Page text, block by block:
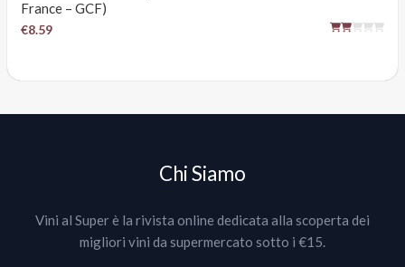
France – GCF)
€8.59
Chi Siamo
Vini al Super è la rivista online dedicata alla scoperta dei
migliori vini da supermercato sotto i €15.